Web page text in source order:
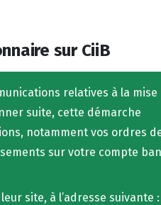
sur CiiB
relatives à la mise
suite, cette démarche
notamment vos ordres
sur votre compte
site, à l’adresse suivante :